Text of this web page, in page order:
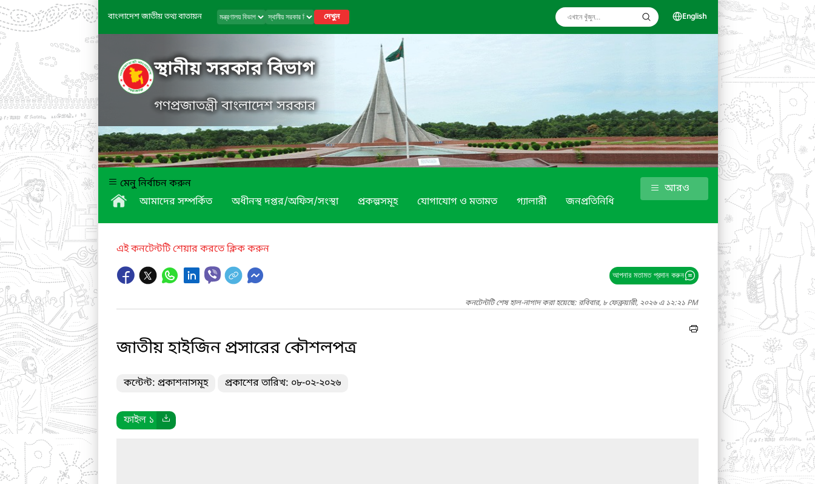
বাংলাদেশ জাতীয় তথ্য বাতায়ন দেখুন English
স্থানীয় সরকার বিভাগ
গণপ্রজাতন্ত্রী বাংলাদেশ সরকার
মেনু নির্বাচন করুন
আমাদের সম্পর্কিত
অধীনস্থ দপ্তর/অফিস/সংস্থা প্রকল্পসমূহ যোগাযোগ ও মতামত গ্যালারী জনপ্রতিনিধি
আরও
এই কনটেন্টটি শেয়ার করতে ক্লিক করুন
আপনার মতামত প্রদান করুন
কনটেন্টটি শেষ হাল-নাগাদ করা হয়েছে: রবিবার, ৮ ফেব্রুয়ারী, ২০২৬ এ ১২:২১ PM
জাতীয় হাইজিন প্রসারের কৌশলপত্র
কন্টেন্ট: প্রকাশনাসমূহ প্রকাশের তারিখ: ০৮-০২-২০২৬
ফাইল ১